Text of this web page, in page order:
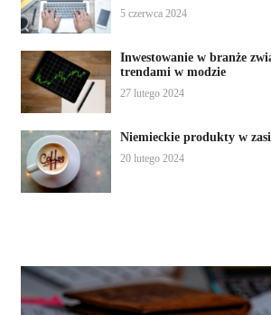
5 czerwca 2024
Inwestowanie w branże
trendami w modzie
27 lutego 2024
Niemieckie produkty w
20 lutego 2024